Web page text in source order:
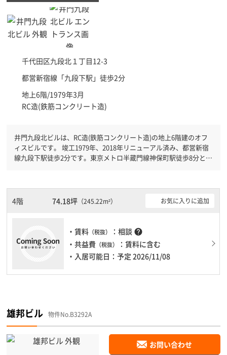
千代田区九段北１丁目12-3
都営新宿線「九段下駅 」徒歩2分
地上6階/1979年3月
RC造(鉄筋コンクリート造)
井門九段北ビルは、RC造(鉄筋コンクリート造)の地上6階建のオフ
ィスビルです。 竣工1979年、2018年リニューアル済み、都営新宿
線九段下駅徒歩2分です。東京メトロ半蔵門線神保町駅徒歩8分と複
土日・祝日も利用可能になりますので時間帯を気にせず利用できま
す。駐車場もありますので、車を利用されるお客様には使いやすい
です。
4階 74.18坪 （245.22m²） お気に入りに追加
・賃料 （税抜） ：相談 help
・共益費 （税抜）
：賃料に含む
・入居可能日：予定 2026/11/08
雄邦ビル 物件No.B3292A
お問い合わせ